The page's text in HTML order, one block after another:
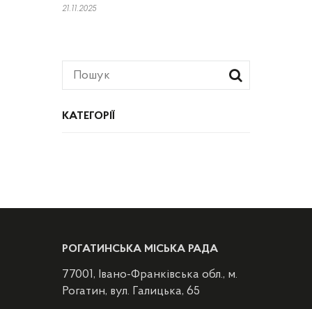
КАТЕГОРІЇ
21.11.2025
РОГАТИНСЬКА МІСЬКА РАДА
77001, Івано-Франківська обл., м.
Рогатин, вул. Галицька, 65